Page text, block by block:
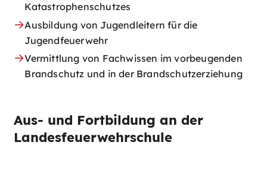
Katastrophenschutzes
Ausbildung von Jugendleitern für die
Jugendfeuerwehr
Vermittlung von Fachwissen im vorbeugenden
Brandschutz und in der Brandschutzerziehung
Aus- und Fortbildung an der
Landesfeuerwehrschule